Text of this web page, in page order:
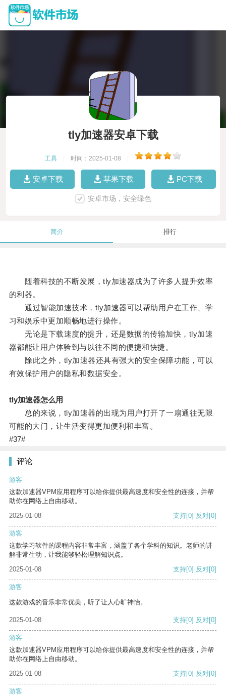
tly加速器安卓下载
工具 时间：2025-01-08
安卓下载 苹果下载 PC下载
安卓市场，安全绿色
简介 排行
随着科技的不断发展，tly加速器成为了许多人提升效率
的利器。
通过智能加速技术，tly加速器可以帮助用户在工作、学
习和娱乐中更加顺畅地进行操作。
无论是下载速度的提升，还是数据的传输加快，tly加速
器都能让用户体验到与以往不同的便捷和快捷。
除此之外，tly加速器还具有强大的安全保障功能，可以
有效保护用户的隐私和数据安全。
tly加速器怎么用
总的来说，tly加速器的出现为用户打开了一扇通往无限
可能的大门，让生活变得更加便利和丰富。
#37#
评论
游客
这款加速器VPM应用程序可以给你提供最高速度和安全性的连接，并帮
助你在网络上自由移动。
2025-01-08
支持[0] 反对[0]
游客
这款学习软件的课程内容非常丰富，涵盖了各个学科的知识。老师的讲
解非常生动，让我能够轻松理解知识点。
2025-01-08
支持[0] 反对[0]
游客
这款游戏的音乐非常优美，听了让人心旷神怡。
2025-01-08 支持[0] 反对[0]
游客
这款加速器VPM应用程序可以给你提供最高速度和安全性的连接，并帮
助你在网络上自由移动。
2025-01-08
支持[0] 反对[0]
游客